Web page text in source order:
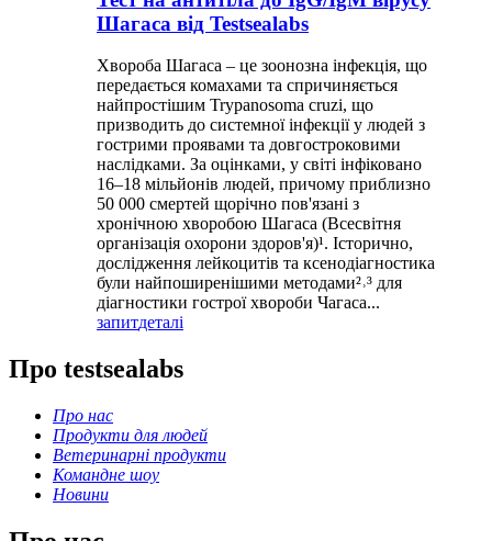
Шагаса від Testsealabs
Хвороба Шагаса – це зоонозна інфекція, що
передається комахами та спричиняється
найпростішим Trypanosoma cruzi, що
призводить до системної інфекції у людей з
гострими проявами та довгостроковими
наслідками. За оцінками, у світі інфіковано
16–18 мільйонів людей, причому приблизно
50 000 смертей щорічно пов'язані з
хронічною хворобою Шагаса (Всесвітня
організація охорони здоров'я)¹. Історично,
дослідження лейкоцитів та ксенодіагностика
були найпоширенішими методами²˒³ для
діагностики гострої хвороби Чагаса...
запитдеталі
Про testsealabs
Про нас
Продукти для людей
Ветеринарні продукти
Командне шоу
Новини